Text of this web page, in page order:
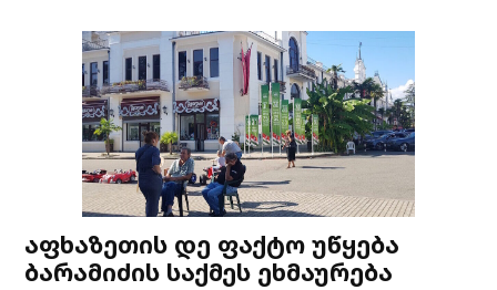
აფხაზეთის დე ფაქტო უწყება
ბარამიძის საქმეს ეხმაურება